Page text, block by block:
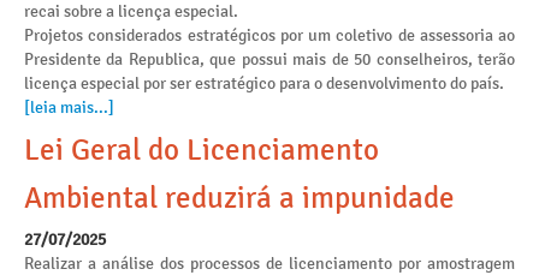
recai sobre a licença especial.
Projetos considerados estratégicos por um coletivo de assessoria ao
Presidente da Republica, que possui mais de 50 conselheiros, terão
licença especial por ser estratégico para o desenvolvimento do país.
[leia mais...]
Lei Geral do Licenciamento
Ambiental reduzirá a impunidade
27/07/2025
Realizar a análise dos processos de licenciamento por amostragem